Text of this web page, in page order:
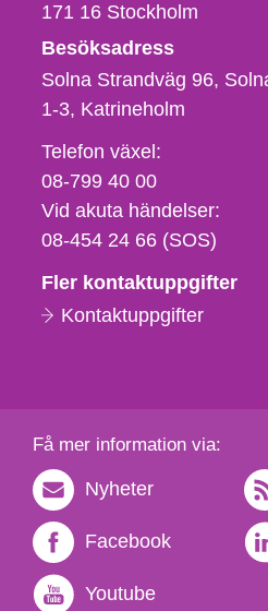
171 16 Stockholm
Besöksadress
Solna Strandväg 96,
1-3 Katrineholm
Telefon,
fax
och
e-
Telefon växel:
08-799 40 00
Vid akuta händelser:
08-454 24 66 (SOS)
Fler kontaktuppgifter
Kontaktuppgifter
Få mer information via:
Nyheter
Facebook
Youtube